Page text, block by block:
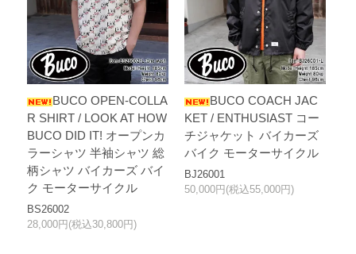
BUCO OPEN-COLLA
R SHIRT / LOOK AT HOW
BUCO DID IT! オープンカ
ラーシャツ 半袖シャツ 総
柄シャツ バイカーズ バイ
ク モーターサイクル
BS26002
28,000円(税込30,800円)
BUCO COACH JAC
KET / ENTHUSIAST コー
チジャケット バイカーズ
バイク モーターサイクル
BJ26001
50,000円(税込55,000円)